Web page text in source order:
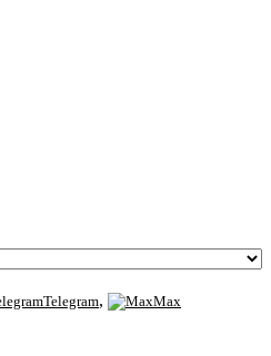
Telegram, Max